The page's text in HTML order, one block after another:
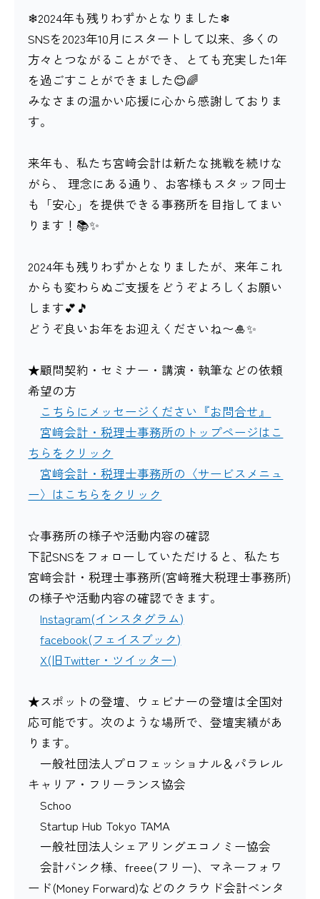
❄2024年も残りわずかとなりました❄
SNSを2023年10月にスタートして以来、多くの
方々とつながることができ、とても充実した1年
を過ごすことができました😊🌈
みなさまの温かい応援に心から感謝しておりま
す。
来年も、私たち宮崎会計は新たな挑戦を続けな
がら、 理念にある通り、お客様もスタッフ同士
も「安心」を提供できる事務所を目指してまい
ります！📚✨
2024年も残りわずかとなりましたが、来年これ
からも変わらぬご支援をどうぞよろしくお願い
します💕🎵
どうぞ良いお年をお迎えくださいね〜🎍✨
★顧問契約・セミナー・講演・執筆などの依頼
希望の方
こちらにメッセージください『お問合せ』
宮﨑会計・税理士事務所のトップページはこ
ちらをクリック
宮﨑会計・税理士事務所の〈サービスメニュ
ー〉はこちらをクリック
☆事務所の様子や活動内容の確認
下記SNSをフォローしていただけると、私たち
宮﨑会計・税理士事務所(宮﨑雅大税理士事務所)
の様子や活動内容の確認できます。
Instagram(インスタグラム)
facebook(フェイスブック)
X(旧Twitter・ツイッター)
★スポットの登壇、ウェビナーの登壇は全国対
応可能です。次のような場所で、登壇実績があ
ります。
一般社団法人プロフェッショナル＆パラレル
キャリア・フリーランス協会
Schoo
Startup Hub Tokyo TAMA
一般社団法人シェアリングエコノミー協会
会計バンク様、freee(フリー)、マネーフォワ
ード(Money Forward)などのクラウド会計ベンタ